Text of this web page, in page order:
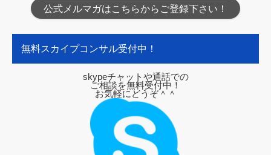
公式メルマガはこちらからご登録下さい！
無料スカイプコンサル受付中！
skypeチャットや通話での
ご相談を無料受付中！
お気軽にどうぞ＾＾